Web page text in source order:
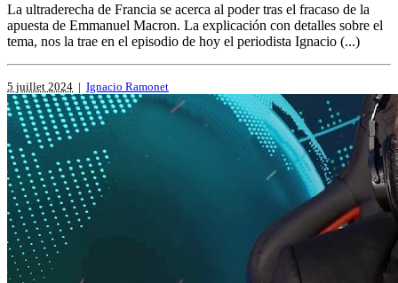
La ultraderecha de Francia se acerca al poder tras el fracaso de la
apuesta de Emmanuel Macron. La explicación con detalles sobre el
tema, nos la trae en el episodio de hoy el periodista Ignacio (...)
5 juillet 2024 | Ignacio Ramonet